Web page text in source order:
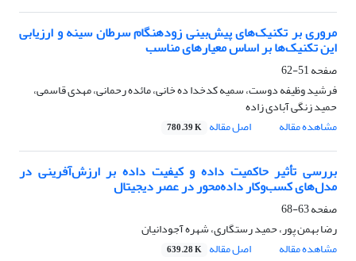
مروری بر تکنیک‌های پیش‌بینی زودهنگام سرطان سینه و ارزیابی
این تکنیک‌ها بر اساس معیارهای مناسب
صفحه51-62
فرشید وظیفه دوست، سمیه کدخدا ده خانی، مائده رحمانی، مهدی قاسمی،
حمید زنگی آبادی زاده
مشاهده مقاله
اصل مقاله 780.39 K
بررسی تأثیر حاکمیت داده و کیفیت داده بر ارزش‌آفرینی در
مدل‌های کسب‌وکار داده‌محور در عصر دیجیتال
صفحه63-68
رضا بهمن پور، حمید رستگاری، شهره آجودانیان
مشاهده مقاله
اصل مقاله 639.28 K